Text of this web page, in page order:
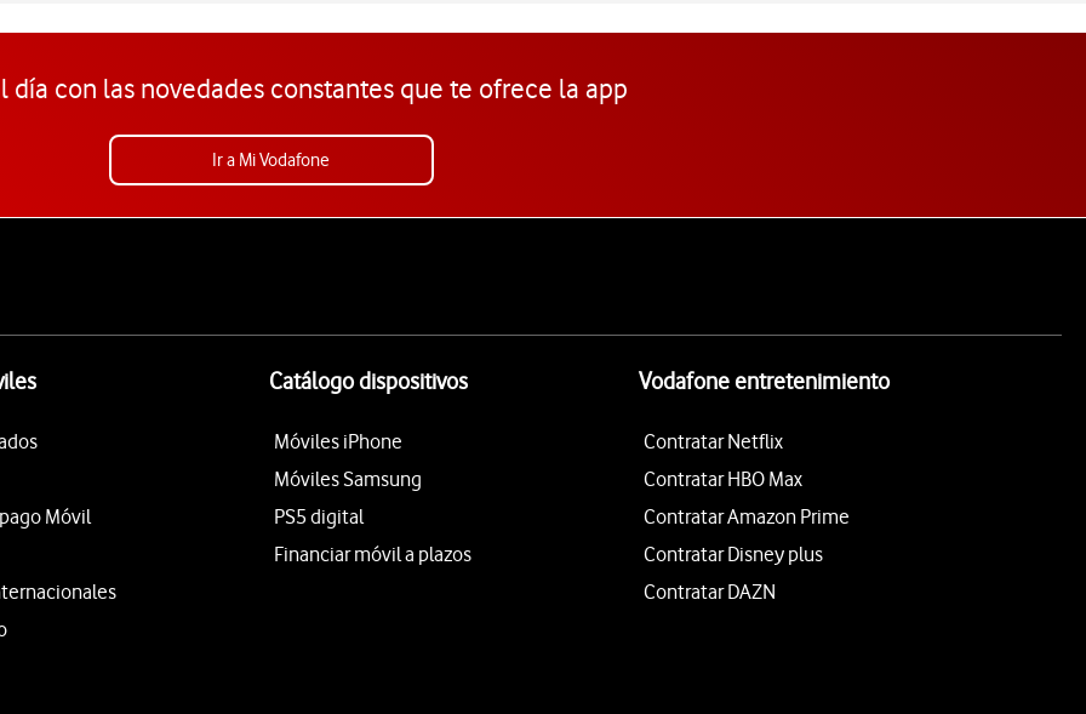
día con las novedades constantes que te ofrece la app
Ir a Mi Vodafone
Móvil
Catálogo dispositivos
Móviles iPhone
Móviles Samsung
PS5 digital
Financiar móvil a plazos
Vodafone entretenimiento
Contratar Netflix
Contratar HBO Max
Contratar Amazon Prime
Contratar Disney plus
Contratar DAZN